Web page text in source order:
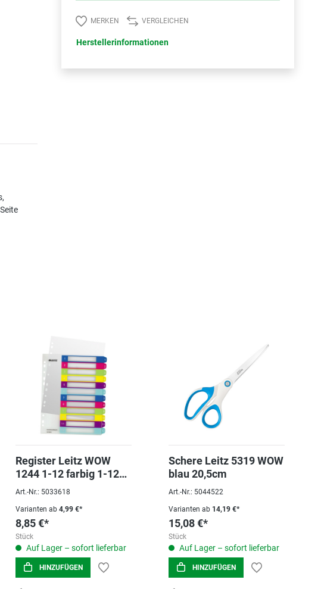
MERKEN VERGLEICHEN
Herstellerinformationen
Register Leitz WOW
1244 1-12 farbig 1-12
beschriftbar, Pp, extra
Art.-Nr.: 5033618
Varianten ab 4,99 €*
8,85 €*
Stück
Auf Lager – sofort lieferbar
HINZUFÜGEN
Schere Leitz 5319 WOW
blau 20,5cm
Art.-Nr.: 5044522
Varianten ab 14,19 €*
15,08 €*
Stück
Auf Lager – sofort lieferbar
HINZUFÜGEN